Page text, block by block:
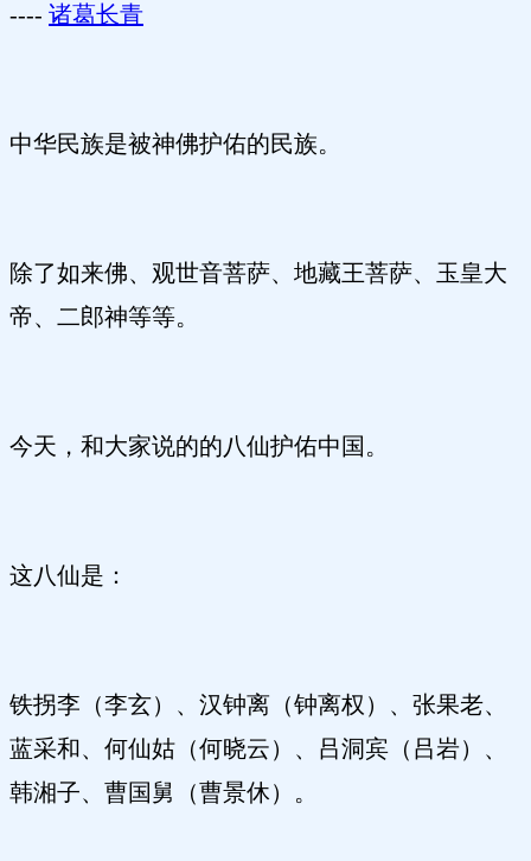
---- 诸葛长青
中华民族是被神佛护佑的民族。
除了如来佛、观世音菩萨、地藏王菩萨、玉皇大
帝、二郎神等等。
今天，和大家说的的八仙护佑中国。
这八仙是：
铁拐李（李玄）、汉钟离（钟离权）、张果老、
蓝采和、何仙姑（何晓云）、吕洞宾（吕岩）、
韩湘子、曹国舅（曹景休）。